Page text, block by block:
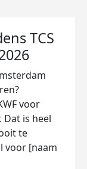
TCS
voor
Dat is heel
te
voor [naam